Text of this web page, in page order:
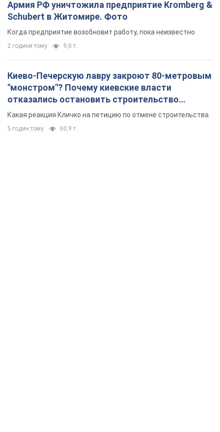
Армия РФ уничтожила предприятие Kromberg &
Schubert в Житомире. Фото
Когда предприятие возобновит работу, пока неизвестно
2 години тому 9,0 т.
Киево-Печерскую лавру закроют 80-метровым
"монстром"? Почему киевские власти
отказались остановить строительство
небоскреба "московского верующего"
Какая реакция Кличко на петицию по отмене строительства
5 годин тому 60,9 т.